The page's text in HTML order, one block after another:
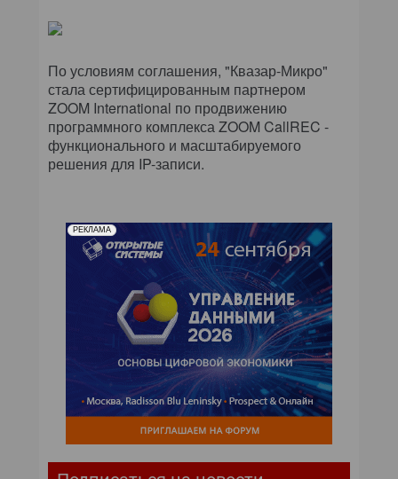
По условиям соглашения, "Квазар-Микро"
стала сертифицированным партнером
ZOOM International по продвижению
программного комплекса ZOOM CallREC -
функционального и масштабируемого
решения для IP-записи.
РЕКЛАМА